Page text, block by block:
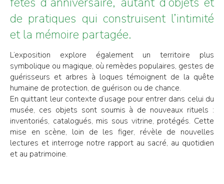
de pratiques qui construisent l’intimité
et la mémoire partagée.
L’exposition explore également un territoire plus
symbolique ou magique, où remèdes populaires, gestes de
guérisseurs et arbres à loques témoignent de la quête
humaine de protection, de guérison ou de chance.
En quittant leur contexte d’usage pour entrer dans celui du
musée, ces objets sont soumis à de nouveaux rituels :
inventoriés, catalogués, mis sous vitrine, protégés. Cette
mise en scène, loin de les figer, révèle de nouvelles
lectures et interroge notre rapport au sacré, au quotidien
et au patrimoine.